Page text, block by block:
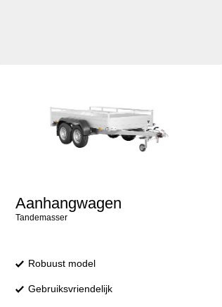
Aanhangwagen
Tandemasser
Robuust model
Gebruiksvriendelijk